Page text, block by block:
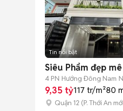
Tin nổi bật
Siêu Phẩm đẹp
4 PN Hướng Đông Nam
9,35 tỷ117 tr/m²80
Quận 12 (P. Thới An